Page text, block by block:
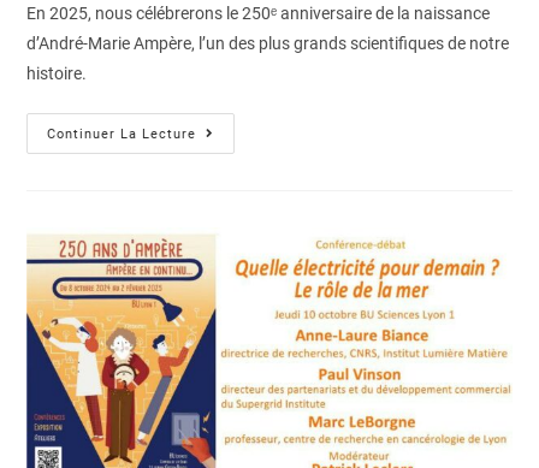
En 2025, nous célébrerons le 250ᵉ anniversaire de la naissance
d’André-Marie Ampère, l’un des plus grands scientifiques de notre
histoire.
Continuer La Lecture